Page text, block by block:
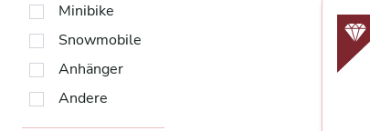
Minibike
Snowmobile
Anhänger
Andere